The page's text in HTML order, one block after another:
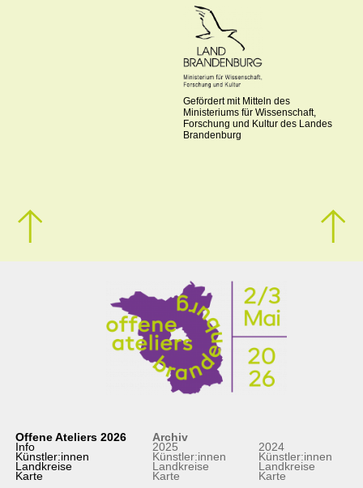
Gefördert mit Mitteln des
Ministeriums für Wissenschaft,
Forschung und Kultur des Landes
Brandenburg
Offene Ateliers 2026
Info
Künstler:innen
Landkreise
Karte
Archiv
2025
Künstler:innen
Landkreise
Karte
2024
Künstler:innen
Landkreise
Karte